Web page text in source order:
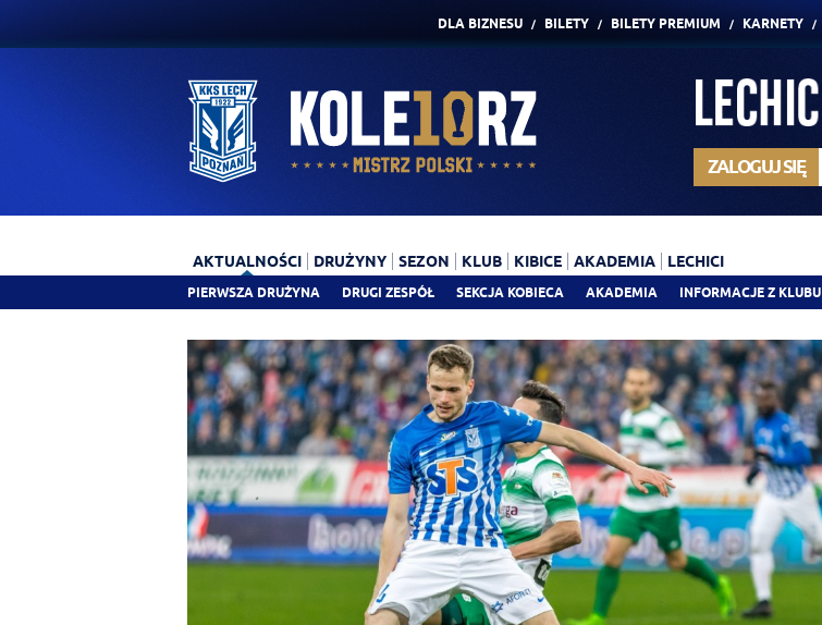
DLA BIZNESU BILETY BILETY PREMIUM KARNETY
ZALOGUJ SIĘ
AKTUALNOŚCI
PIERWSZA DRUŻYNA DRUGI ZESPÓŁ SEKCJA KOBIECA AKADEMIA INFORMACJE Z KLUBU
DRUŻYNY SEZON KLUB KIBICE AKADEMIA LECHICI